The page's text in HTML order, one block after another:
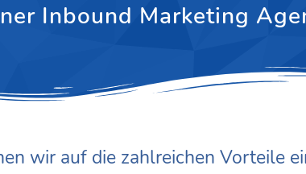
Inbound Marketing
wir auf die zahlreichen Vorteile